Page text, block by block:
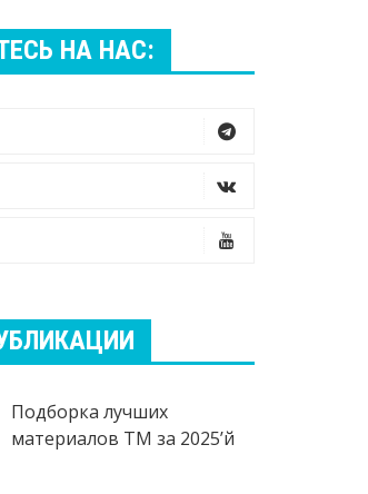
НА НАС:
Подборка лучших
материалов TM за 2025’й